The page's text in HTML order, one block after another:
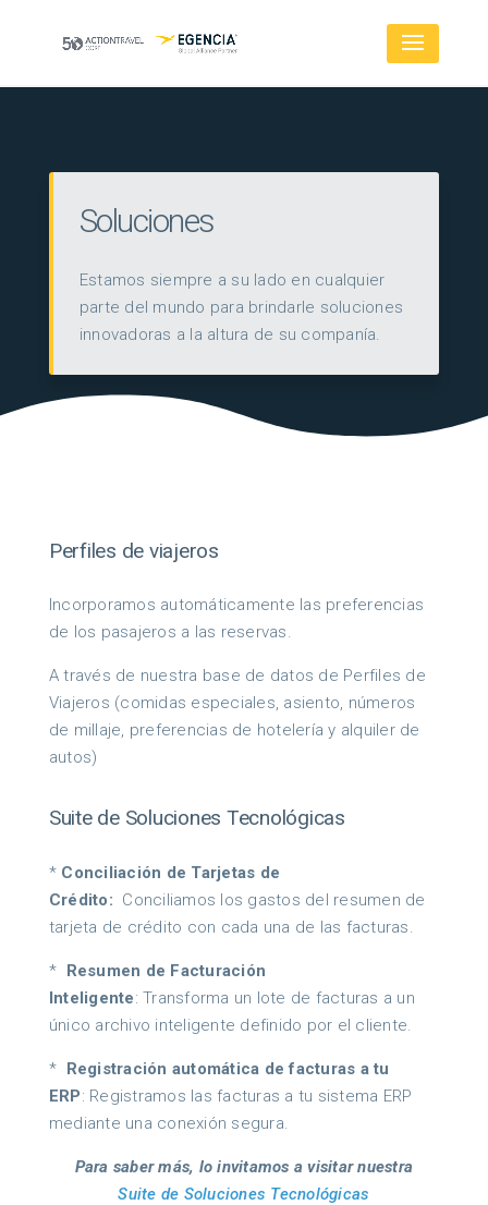
Soluciones
Estamos siempre a su lado en cualquier
parte del mundo para brindarle soluciones
innovadoras a la altura de su companía.
Perfiles de viajeros
Incorporamos automáticamente las preferencias
de los pasajeros a las reservas.
A través de nuestra base de datos de Perfiles de
Viajeros (comidas especiales, asiento, números
de millaje, preferencias de hotelería y alquiler de
autos)
Suite de Soluciones Tecnológicas
* Conciliación de Tarjetas de
Crédito: Conciliamos los gastos del resumen de
tarjeta de crédito con cada una de las facturas.
* Resumen de Facturación
Inteligente:Transforma un lote de facturas a un
único archivo inteligente definido por el cliente.
* Registración automática de facturas a tu
ERP: Registramos las facturas a tu sistema ERP
mediante una conexión segura.
Para saber más, lo invitamos a visitar nuestra
Suite de Soluciones Tecnológicas